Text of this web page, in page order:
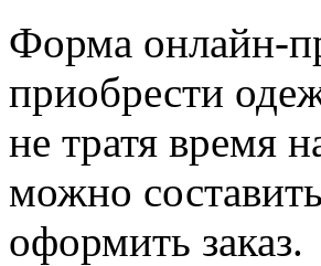
Форма онлайн-
приобрести
не тратя время
можно
оформить заказ.